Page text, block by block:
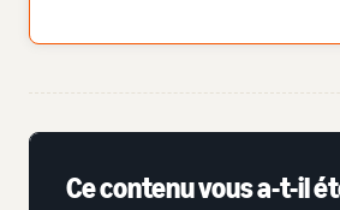
Ce contenu vous a-t-il